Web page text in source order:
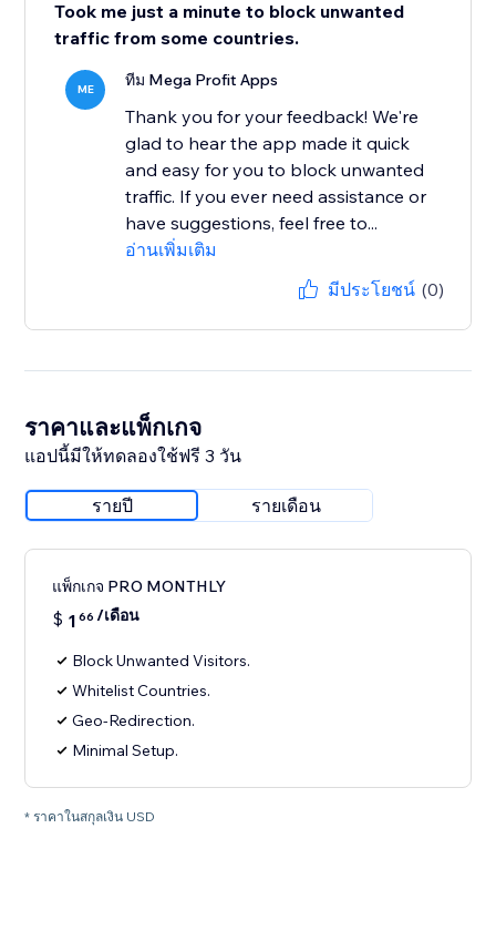
Took me just a minute to block unwanted
traffic from some countries.
ME ทีม Mega Profit Apps
Thank you for your feedback! We're
glad to hear the app made it quick
and easy for you to block unwanted
traffic. If you ever need assistance or
have suggestions, feel free to...
อ่านเพิ่มเติม
มีประโยชน์ (0)
ราคาและแพ็กเกจ
แอปนี้มีให้ทดลองใช้ฟรี 3 วัน
รายปี รายเดือน
แพ็กเกจ PRO MONTHLY
$ 1 66 /เดือน
Block Unwanted Visitors.
Whitelist Countries.
Geo-Redirection.
Minimal Setup.
* ราคาในสกุลเงิน USD